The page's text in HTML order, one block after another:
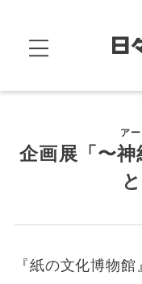
ア
企画展「〜
『紙の文化博物